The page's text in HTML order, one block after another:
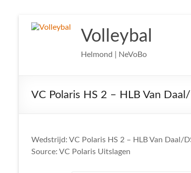
naar
Volleybal
Helmond | NeVoBo
VC Polaris HS 2 – HLB Van
Wedstrijd: VC Polaris HS 2 – HLB Van Daal/
Source: VC Polaris Uitslagen